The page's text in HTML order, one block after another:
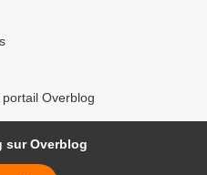
Overblog
sur Overblog